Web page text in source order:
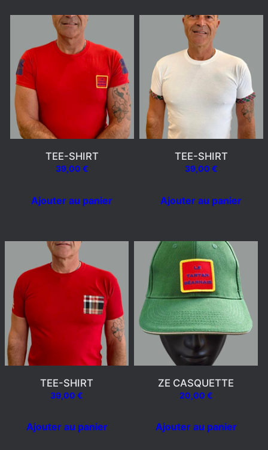
TEE-SHIRT
39,00 €
Ajouter au panier
TEE-SHIRT
39,00 €
Ajouter au panier
TEE-SHIRT
39,00€
Ajouter au panier
ZE CASQUETTE
20,00 €
Ajouter au panier